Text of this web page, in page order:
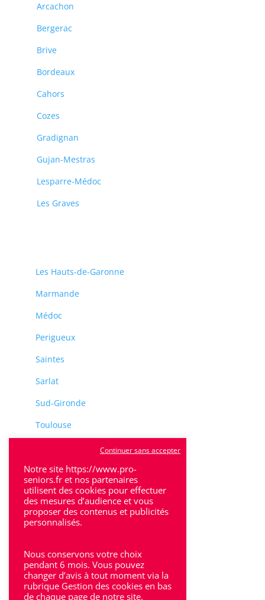
Arcachon
Bergerac
Brive
Bordeaux
Cahors
Cozes
Gradignan
Gujan-Mestras
Lesparre-Médoc
Les Graves
Les Hauts-de-Garonne
Marmande
Médoc
Perigueux
Saintes
Sarlat
Sud-Gironde
Toulouse
Villeneuve-Sur-Lot
Bron
Lyon
Notre site https://www.pro-
seniors.fr et nos partenaires
utilisent des cookies pour effectuer
des mesures d’audience et vous
proposer des contenus et publicités
personnalisés.
Nous conservons votre choix
pendant 6 mois. Vous pouvez
changer d’avis à tout moment via la
rubrique Gestion des cookies en bas
de chaque page de notre site.
Continuer sans accepter